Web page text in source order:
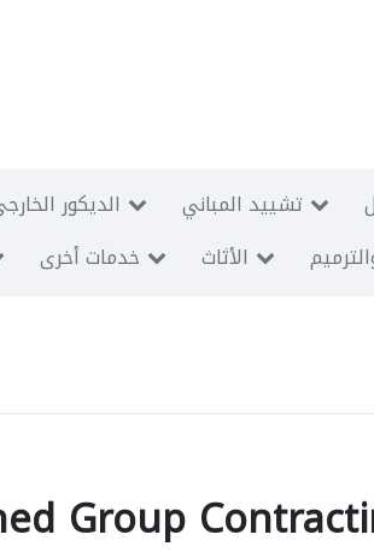
الديكور تشييد المباني
خدمات أخرى الأثاث
Group